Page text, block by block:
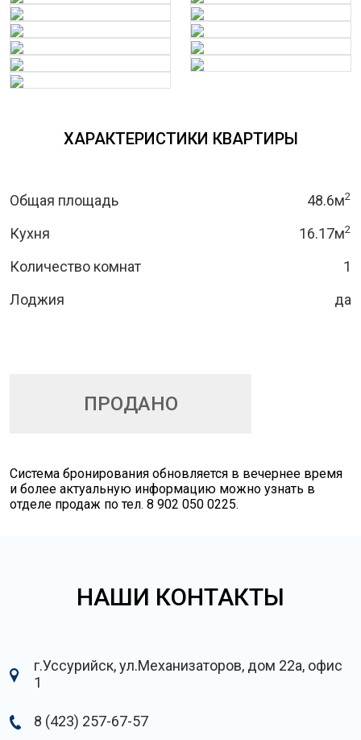
ХАРАКТЕРИСТИКИ КВАРТИРЫ
Общая площадь 48.6м2
Кухня 16.17м2
Количество комнат
1
Лоджия
да
ПРОДАНО
Cистема бронирования обновляется в вечернее время
и более актуальную информацию можно узнать в
отделе продаж по тел. 8 902 050 0225.
НАШИ КОНТАКТЫ
г.Уссурийск, ул.Механизаторов, дом 22а, офис
1
8 (423) 257-67-57